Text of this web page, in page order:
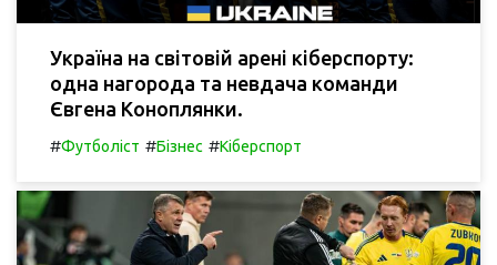
Україна на світовій арені кіберспорту:
одна нагорода та невдача команди
Євгена Коноплянки.
#Футболіст #Бізнес #Кіберспорт